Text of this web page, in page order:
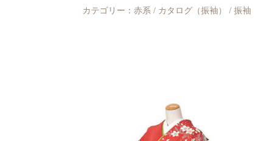
カテゴリー： 赤系 / カタログ（振袖） / 振袖